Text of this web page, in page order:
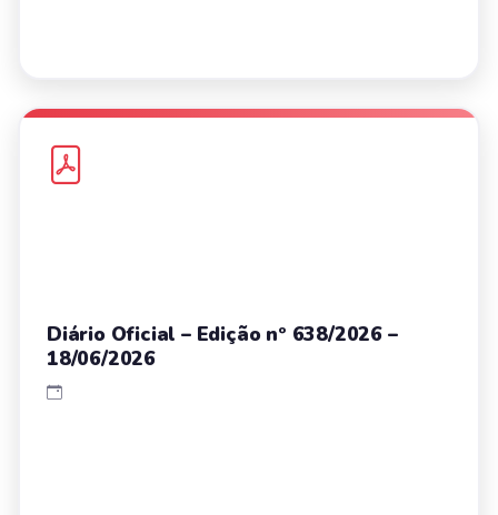
Diário Oficial – Edição nº 638/2026 –
18/06/2026